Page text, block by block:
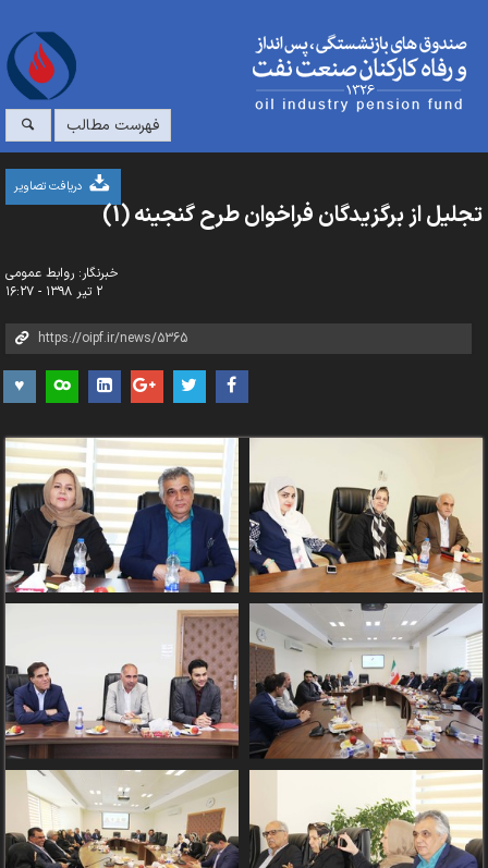
فهرست مطالب
دریافت تصاویر
تجلیل از برگزیدگان فراخوان طرح گنجینه (1)
خبرنگار: روابط عمومی
۲ تیر ۱۳۹۸ - ۱۶:۲۷